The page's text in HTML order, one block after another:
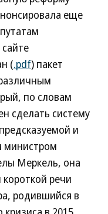
еще
(.pdf) пакет
по словам
сделать систему
и
министром
Меркель, она
речи
родившийся в